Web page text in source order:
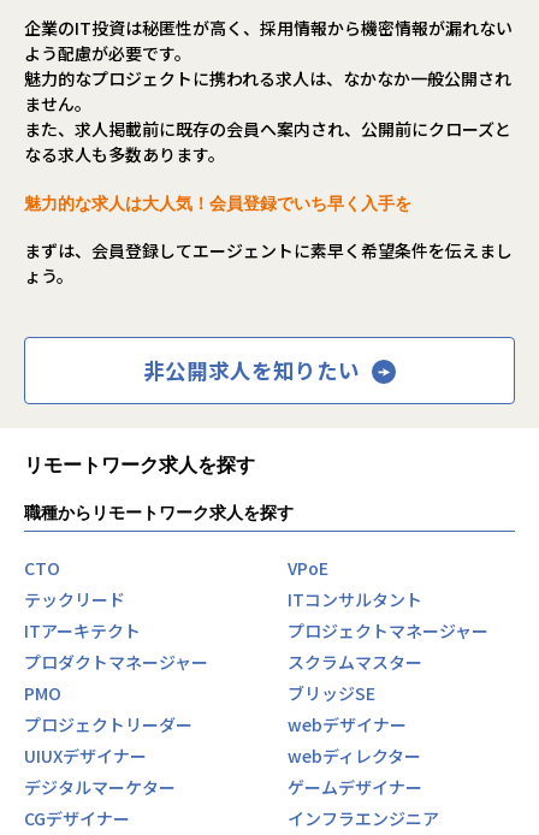
る。
【会社について】
トラストバンクは、2012年に設立。第2創業期を迎えるITベ
ンチャー企業です。
「自立した持続可能な地域をつくる」というビジョンのも
せることで地域活性化の取り組みをしています。
ト 「ふるさとチョイス」 です。
ふるさと納税事業では、全国の90％以上となる1700を超え
（※2024年10月時点）
して、ICTを通じて自治体職員の業務負担を軽減し、より付
加価値の高い住民サービスの提供を支援する「パブリテック
事業」や「地域通貨事業」など、多角的な事業を展開してい
ます。
地域創生のソリューションカンパニーとして、これらの既存
事業の拡大を図るとともに、さらに世界に誇る多様な文化や
伝統、習慣を守り、地域経済の発展に一翼を担うべく、中長
期の視点で地域課題を解決するための新事業へ投資をしてい
きます。
【事業内容】
■ふるさと納税事業
地域により多くの寄付金を届けるだけでなく、地域と寄付
者、地域と地域を繋げる取り組みを行っています。
終わらせず成果にどうつなげるか」という壁に直面していま
す。
私たちは、企業の現場に入り込み、AIを“成果”まで届ける実
装型のAIソリューションを提供しています。
その成果を支えるのが、安全かつ持続可能なクラウド基盤で
す。
事業拡大に伴い、AIソリューションを支えるクラウド基盤の
設計を担う
AIクラウドアーキテクトを募集します。
親会社の株式会社BTMにご入社いただき、BTMAIZへ出向と
いう形で就業いただきます。
※ご本人が望む場合は将来的に、BTMAIZへの転籍も可能で
きながら、
並行して、目標設定やキャリアプランのすり合わせも進めて
【業務の変更の範囲】
会社の規定に準ずる
企業のIT投資は秘匿性が高く、採用情報から機密情報が漏れない
よう配慮が必要です。
魅力的なプロジェクトに携われる求人は、なかなか一般公開され
ません。
また、求人掲載前に既存の会員へ案内され、公開前にクローズと
なる求人も多数あります。
魅力的な求人は大人気！会員登録でいち早く入手を
まずは、会員登録してエージェントに素早く希望条件を伝えまし
ょう。
非公開求人を知りたい
リモートワーク求人を探す
職種からリモートワーク求人を探す
CTO
VPoE
テックリード
ITコンサルタント
ITアーキテクト
プロジェクトマネージャー
プロダクトマネージャー
スクラムマスター
PMO
ブリッジSE
プロジェクトリーダー
webデザイナー
UIUXデザイナー
webディレクター
デジタルマーケター
ゲームデザイナー
CGデザイナー
インフラエンジニア